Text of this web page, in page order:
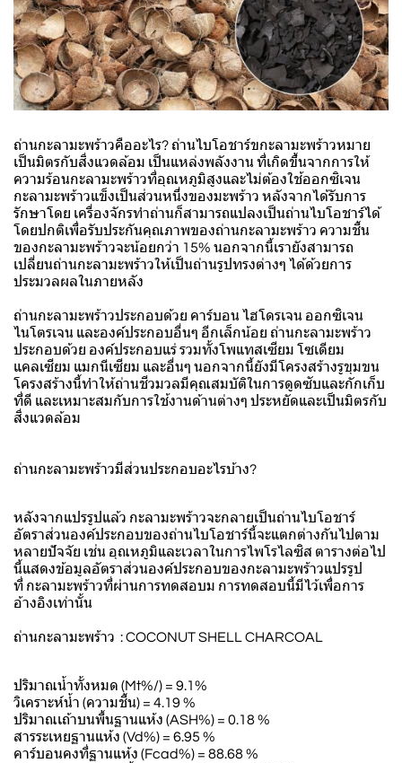
ถ่านกะลามะพร้าวคืออะไร? ถ่านไบโอชาร์ขกะลามะพร้าวหมาย
เป็นมิตรกับสิ่งแวดล้อม เป็นแหล่งพลังงาน ที่เกิดขึ้นจากการให้
ความร้อนกะลามะพร้าวที่อุณหภูมิสูงและไม่ต้องใช้ออกซิเจน
กะลามะพร้าวแข็งเป็นส่วนหนึ่งของมะพร้าว หลังจากได้รับการ
รักษาโดย เครื่องจักรทำถ่านก็สามารถแปลงเป็นถ่านไบโอชาร์ได้
โดยปกติเพื่อรับประกันคุณภาพของถ่านกะลามะพร้าว ความชื้น
ของกะลามะพร้าวจะน้อยกว่า 15% นอกจากนี้เรายังสามารถ
เปลี่ยนถ่านกะลามะพร้าวให้เป็นถ่านรูปทรงต่างๆ ได้ด้วยการ
ประมวลผลในภายหลัง
ถ่านกะลามะพร้าวประกอบด้วย คาร์บอน ไฮโดรเจน ออกซิเจน
ไนโตรเจน และองค์ประกอบอื่นๆ อีกเล็กน้อย ถ่านกะลามะพร้าว
ประกอบด้วย องค์ประกอบแร่ รวมทั้งโพแทสเซียม โซเดียม
แคลเซียม แมกนีเซียม และอื่นๆ นอกจากนี้ยังมีโครงสร้างรูขุมขน
โครงสร้างนี้ทำให้ถ่านชีวมวลมีคุณสมบัติในการดูดซับและกักเก็บ
ที่ดี และเหมาะสมกับการใช้งานด้านต่างๆ ประหยัดและเป็นมิตรกับ
สิ่งแวดล้อม
ถ่านกะลามะพร้าวมีส่วนประกอบอะไรบ้าง?
หลังจากแปรรูปแล้ว กะลามะพร้าวจะกลายเป็นถ่านไบโอชาร์
อัตราส่วนองค์ประกอบของถ่านไบโอชาร์นี้จะแตกต่างกันไปตาม
หลายปัจจัย เช่น อุณหภูมิและเวลาในการไพโรไลซิส ตารางต่อไป
นี้แสดงข้อมูลอัตราส่วนองค์ประกอบของกะลามะพร้าวแปรรูป
ที่ กะลามะพร้าวที่ผ่านการทดสอบม การทดสอบนี้มีไว้เพื่อการ
อ้างอิงเท่านั้น
ถ่านกะลามะพร้าว : COCONUT SHELL CHARCOAL
ปริมาณน้ำทั้งหมด (Mt%/) = 9.1%
วิเคราะห์น้ำ (ความชื้น) = 4.19 %
ปริมาณเถ้าบนพื้นฐานแห้ง (ASH%) = 0.18 %
สารระเหยฐานแห้ง (Vd%) = 6.95 %
คาร์บอนคงที่ฐานแห้ง (Fcad%) = 88.68 %